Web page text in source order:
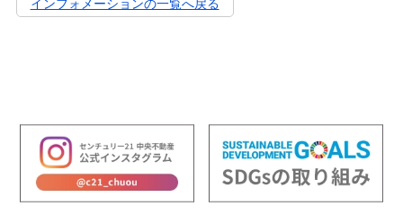
インフォメーションの一覧へ戻る